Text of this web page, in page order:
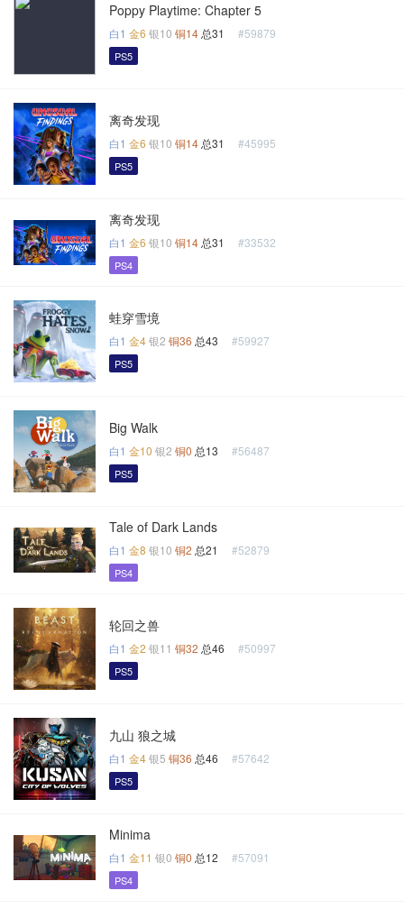
Poppy Playtime: Chapter 5
白1 金6 银10 铜14 总31 #59879
PS5
离奇发现
白1 金6 银10 铜14 总31 #45995
PS5
离奇发现
白1 金6 银10 铜14 总31 #33532
PS4
蛙穿雪境
白1 金4银2 铜36 总43 #59927
PS5
Big Walk
白1 金10 银2 铜0 总13 #56487
PS5
Tale of Dark Lands
白1 金8 银10 铜2 总21 #52879
PS4
轮回之兽
白1 金2 银11 铜32 总46 #50997
PS5
九山 狼之城
白1 金4银5 铜36 总46 #57642
PS5
Minima
白1 金11 银0 铜0 总12 #57091
PS4